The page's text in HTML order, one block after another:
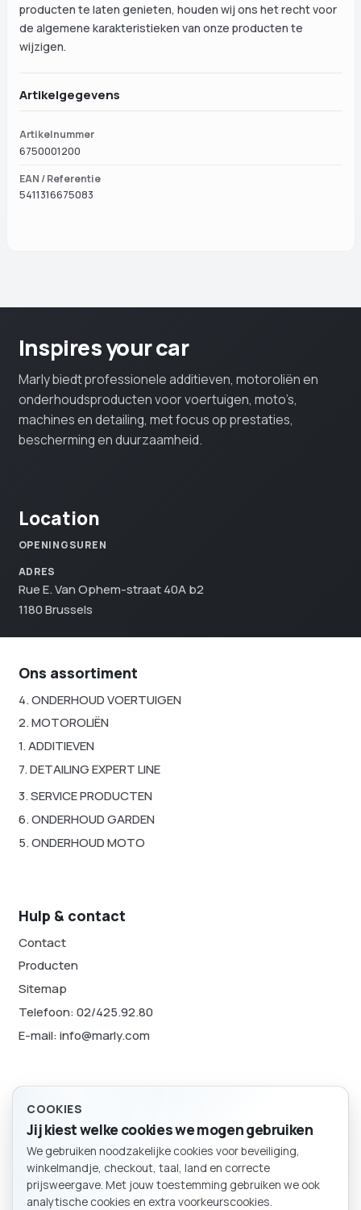
producten te laten genieten, houden wij ons het recht voor
de algemene karakteristieken van onze producten te
wijzigen.
Artikelgegevens
Artikelnummer
6750001200
EAN / Referentie
5411316675083
Inspires your car
Marly biedt professionele additieven, motoroliën en
onderhoudsproducten voor voertuigen, moto’s,
machines en detailing, met focus op prestaties,
bescherming en duurzaamheid.
Location
OPENINGSUREN
ADRES
Rue E. Van Ophem-straat 40A b2
1180 Brussels
Ons assortiment
4. ONDERHOUD VOERTUIGEN
2. MOTOROLIËN
1. ADDITIEVEN
7. DETAILING EXPERT LINE
3. SERVICE PRODUCTEN
6. ONDERHOUD GARDEN
5. ONDERHOUD MOTO
Hulp & contact
Contact
Producten
Sitemap
Telefoon: 02/425.92.80
E-mail: info@marly.com
Juridisch
Privacybeleid
Cookievoorkeuren
Sitemap
COOKIES
Jij kiest welke cookies we mogen gebruiken
We gebruiken noodzakelijke cookies voor beveiliging,
winkelmandje, checkout, taal, land en correcte
prijsweergave. Met jouw toestemming gebruiken we ook
analytische cookies en extra voorkeurscookies.
BESTELLING
Winkelmand